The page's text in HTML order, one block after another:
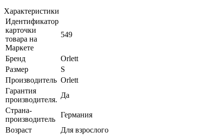
Характеристики
Идентификатор
карточки
товара на
Маркете
549
Бренд
Orlett
Размер
S
Производитель Orlett
Гарантия
производителя.
Да
Страна-
производитель
Германия
Возраст
Для взрослого